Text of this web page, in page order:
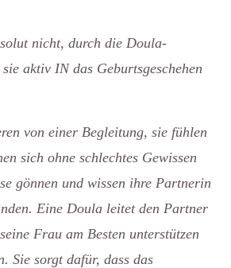
nicht, durch die Doula-
aktiv IN das Geburtsgeschehen
von einer Begleitung, sie fühlen
sich ohne schlechtes Gewissen
gönnen und wissen ihre Partnerin
Eine Doula leitet den Partner
Frau am Besten unterstützen
Sie sorgt dafür, dass das